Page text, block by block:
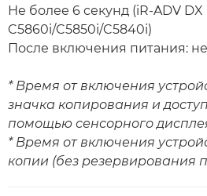
Не более 6 секунд (iR-ADV DX
C5860i/C5850i/C5840i)
После включения питания:
* Время от включения
значка копирования и
помощью сенсорного
* Время от включения
копии (без резервирования